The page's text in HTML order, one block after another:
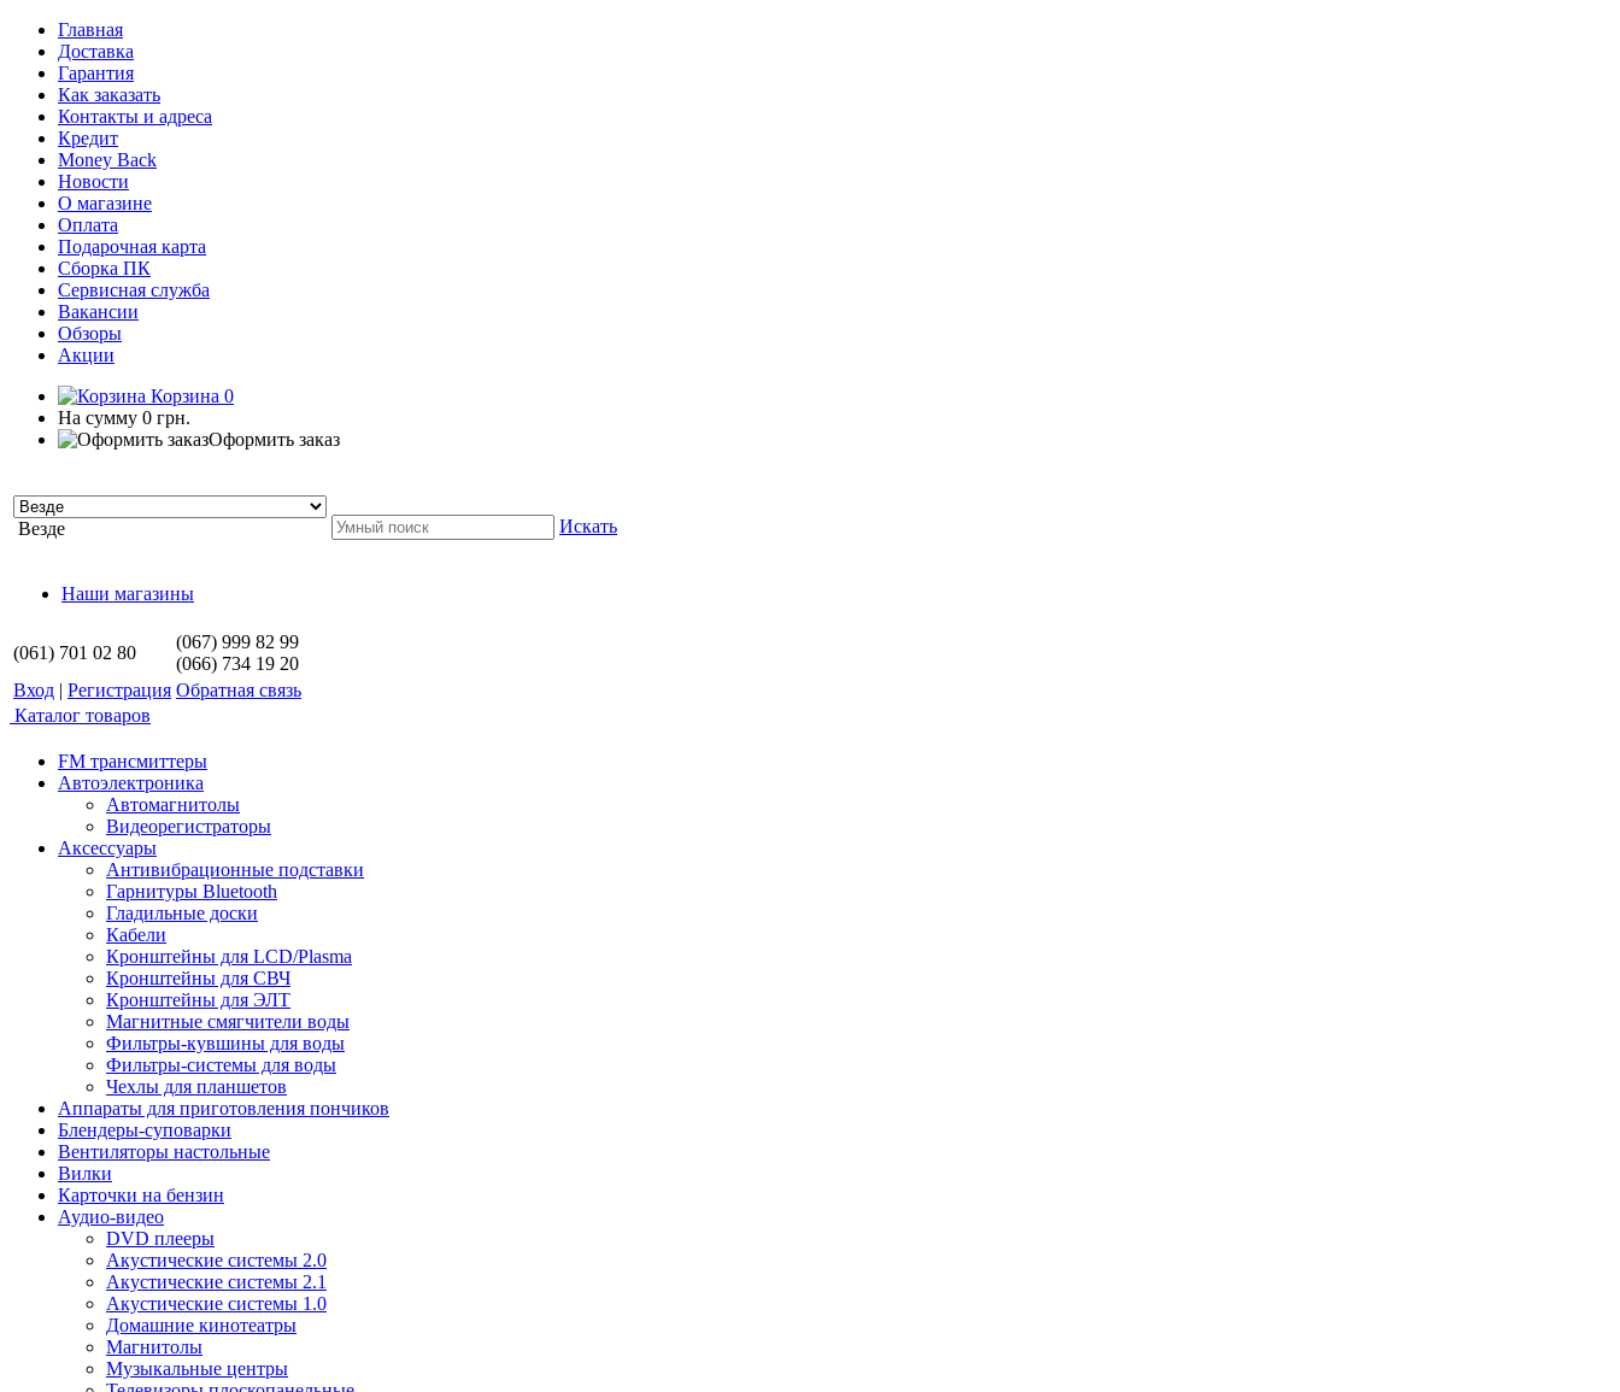
Главная
Доставка
Гарантия
Как заказать
Контакты и адреса
Кредит
Money Back
Новости
О магазине
Оплата
Подарочная карта
Сборка ПК
Сервисная служба
Вакансии
Обзоры
Акции
Корзина 0
На сумму 0 грн.
Оформить заказ
Везде Искать
Наши магазины
(061) 701 02 80
(067) 999 82 99
(066) 734 19 20
Вход | Регистрация Обратная связь
Каталог товаров
FM трансмиттеры
Автоэлектроника
Автомагнитолы
Видеорегистраторы
Аксессуары
Антивибрационные подставки
Гарнитуры Bluetooth
Гладильные доски
Кабели
Кронштейны для LCD/Plasma
Кронштейны для СВЧ
Кронштейны для ЭЛТ
Магнитные смягчители воды
Фильтры-кувшины для воды
Фильтры-системы для воды
Чехлы для планшетов
Аппараты для приготовления пончиков
Блендеры-суповарки
Вентиляторы настольные
Вилки
Карточки на бензин
Аудио-видео
DVD плееры
Акустические системы 2.0
Акустические системы 2.1
Акустические системы 1.0
Домашние кинотеатры
Магнитолы
Музыкальные центры